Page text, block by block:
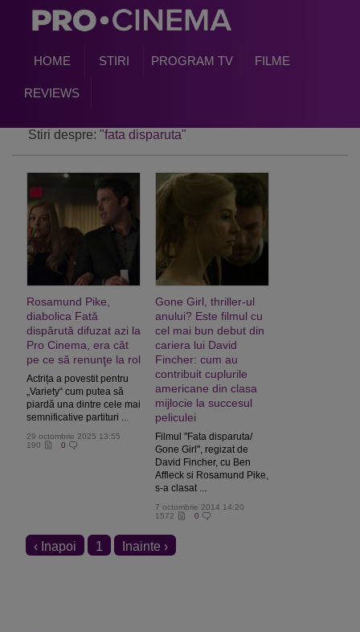
HOME STIRI PROGRAM TV FILME
REVIEWS
Stiri despre: "fata disparuta"
Rosamund Pike,
diabolica Fată
dispărută difuzat azi la
Pro Cinema, era cât
pe ce să renunţe la rol
Actrița a povestit pentru
„Variety“ cum putea să
piardă una dintre cele mai
semnificative partituri ...
29 octombrie 2025 13:55
190
0
Gone Girl, thriller-ul
anului? Este filmul cu
cel mai bun debut din
cariera lui David
Fincher: cum au
contribuit cuplurile
americane din clasa
mijlocie la succesul
peliculei
Filmul "Fata disparuta/
Gone Girl", regizat de
David Fincher, cu Ben
Affleck si Rosamund Pike,
s-a clasat ...
7 octombrie 2014 14:20
1572
0
‹ Inapoi 1 Inainte ›